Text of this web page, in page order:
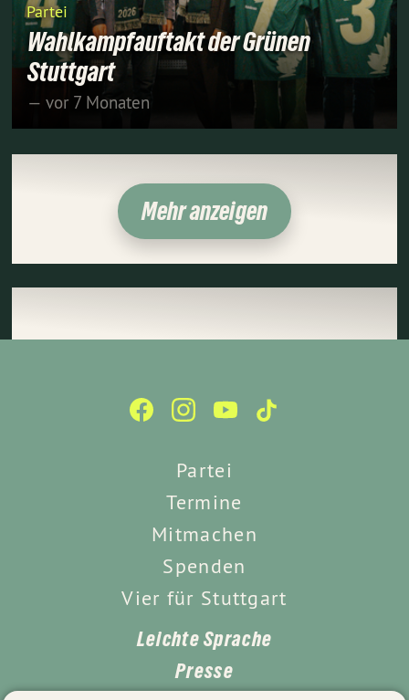
Partei
Wahlkampfauftakt der Grünen
Stuttgart
— vor 7 Monaten
Mehr anzeigen
Partei
Termine
Mitmachen
Spenden
Vier für Stuttgart
Leichte Sprache
Presse